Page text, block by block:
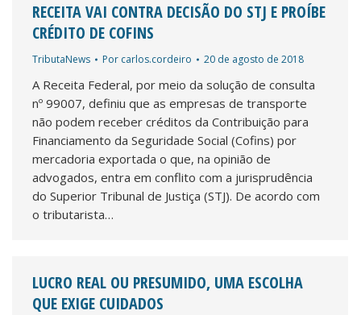
RECEITA VAI CONTRA DECISÃO DO STJ E PROÍBE
CRÉDITO DE COFINS
TributaNews Por carlos.cordeiro 20 de agosto de 2018
A Receita Federal, por meio da solução de consulta
nº 99007, definiu que as empresas de transporte
não podem receber créditos da Contribuição para
Financiamento da Seguridade Social (Cofins) por
mercadoria exportada o que, na opinião de
advogados, entra em conflito com a jurisprudência
do Superior Tribunal de Justiça (STJ). De acordo com
o tributarista…
LUCRO REAL OU PRESUMIDO, UMA ESCOLHA
QUE EXIGE CUIDADOS